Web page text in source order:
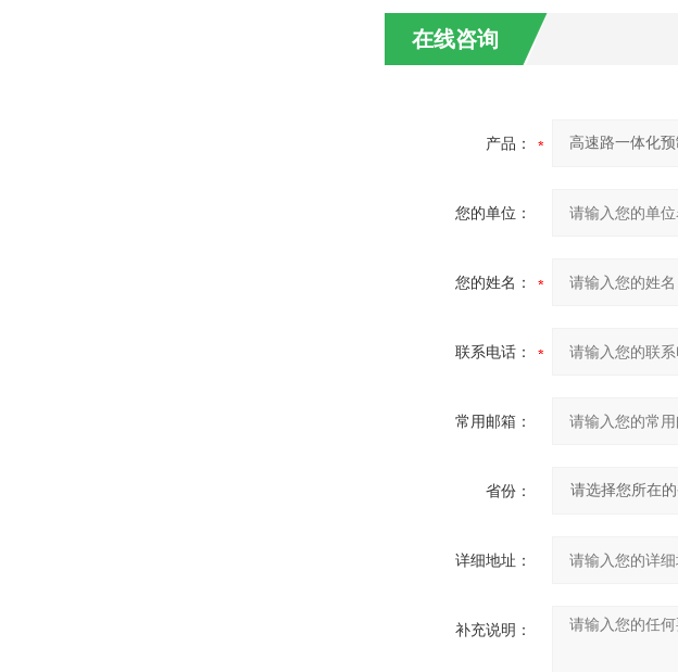
在线咨询
产品：
您的单位：
您的姓名：
联系电话：
常用邮箱：
省份：
详细地址：
补充说明：